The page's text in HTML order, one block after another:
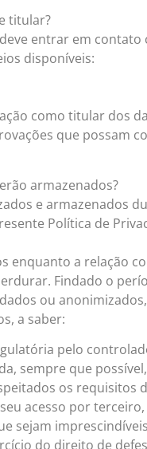
titular?
entrar em contato
disponíveis:
como titular dos
que possam
armazenados?
e armazenados
Política de
a relação
perdurar. Findado o
ou
a saber:
pelo
sempre que
os
acesso por
sejam
do direito de